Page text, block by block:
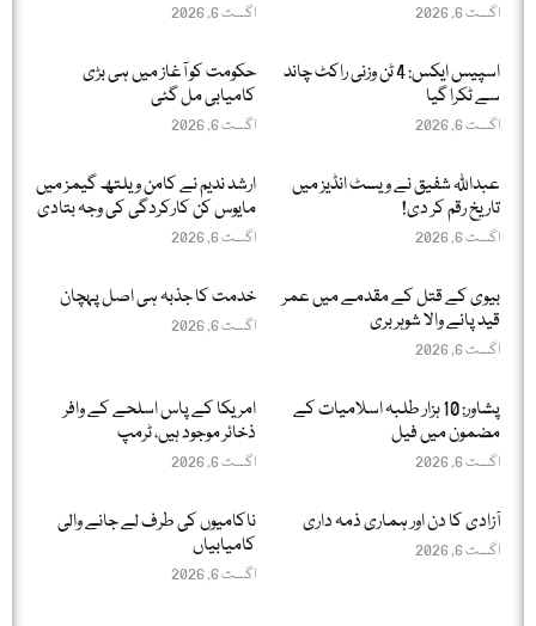
اگست 6, 2026 اگست 6, 2026
اسپیس ایکس: 4 ٹن وزنی راکٹ چاند
سے ٹکرا گیا
اگست 6, 2026
حکومت کو آغاز میں ہی بڑی
کامیابی مل گئی
اگست 6, 2026
عبداللّٰہ شفیق نے ویسٹ انڈیز میں
تاریخ رقم کر دی!
اگست 6, 2026
ارشد ندیم نے کامن ویلتھ گیمز میں
مایوس کن کارکردگی کی وجہ بتادی
اگست 6, 2026
بیوی کے قتل کے مقدمے میں عمر
قید پانے والا شوہر بری
اگست 6, 2026
خدمت کا جذبہ ہی اصل پہچان
اگست 6, 2026
پشاور: 10 ہزار طلبہ اسلامیات کے
مضمون میں فیل
اگست 6, 2026
امریکا کے پاس اسلحے کے وافر
ذخائر موجود ہیں، ٹرمپ
اگست 6, 2026
آزادی کا دن اور ہماری ذمہ داری
اگست 6, 2026
ناکامیوں کی طرف لے جانے والی
کامیابیاں
اگست 6, 2026